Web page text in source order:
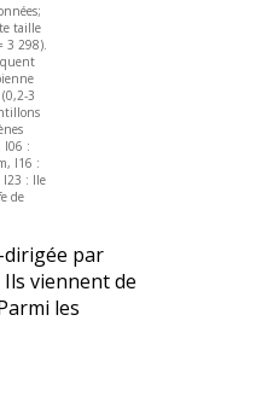
taille
3 298).
3
I06 :
I16 :
I23 : Ile
de
dirigée par
viennent de
les